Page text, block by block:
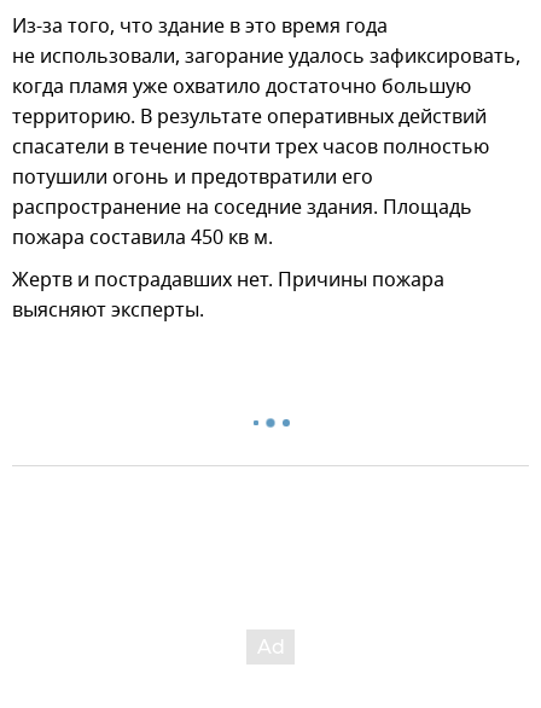
Из-за того, что здание в это время года
не использовали, загорание удалось зафиксировать,
когда пламя уже охватило достаточно большую
территорию. В результате оперативных действий
спасатели в течение почти трех часов полностью
потушили огонь и предотвратили его
распространение на соседние здания. Площадь
пожара составила 450 кв м.
Жертв и пострадавших нет. Причины пожара
выясняют эксперты.